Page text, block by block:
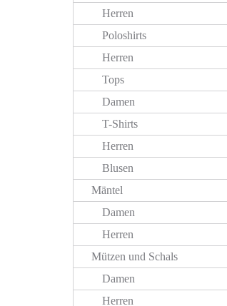
Herren
Poloshirts
Herren
Tops
Damen
T-Shirts
Herren
Blusen
Mäntel
Damen
Herren
Mützen und Schals
Damen
Herren